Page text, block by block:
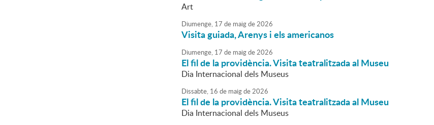
Art
Diumenge, 17 de maigde2026
Visita guiada, Arenys i els americanos
Diumenge, 17 de maigde2026
El fil de la providència. Visita teatralitzada al Museu
Dia Internacional dels Museus
Dissabte, 16 de maigde2026
El fil de la providència. Visita teatralitzada al Museu
Dia Internacional dels Museus